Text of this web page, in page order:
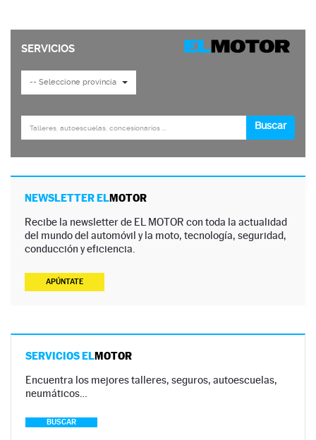
NEWSLETTER ELMOTOR
Recibe la newsletter de EL MOTOR con toda la actualidad
del mundo del automóvil y la moto, tecnología, seguridad,
conducción y eficiencia.
APÚNTATE
SERVICIOS ELMOTOR
Encuentra los mejores talleres, seguros, autoescuelas,
neumáticos…
BUSCAR